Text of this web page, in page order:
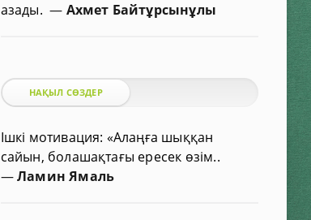
азады.— Ахмет Байтұрсынұлы
НАҚЫЛ СӨЗДЕР
Ішкі мотивация: «Алаңға шыққан
сайын, болашақтағы ересек өзім..
—Ламин Ямаль